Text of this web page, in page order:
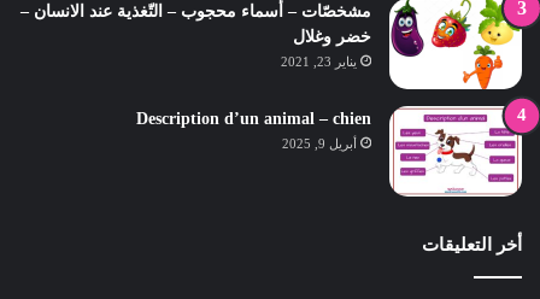
مشخصّات – أسماء محجوب – التّغذية عند الانسان –
خضر وغلال
يناير 23, 2021
Description d’un animal – chien
أبريل 9, 2025
أخر التعليقات